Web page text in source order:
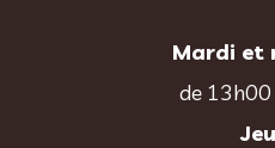
Mardi et
de